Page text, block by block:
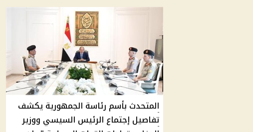
المتحدث بأسم رئاسة الجمهورية يكشف
تفاصيل إجتماع الرئيس السيسي ووزير